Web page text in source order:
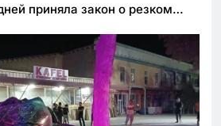
приняла закон о резком